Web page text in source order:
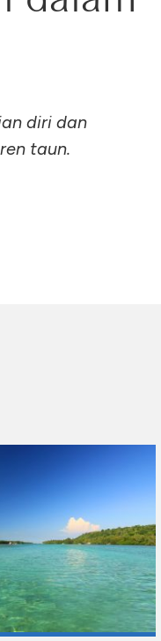
diri dan
taun.